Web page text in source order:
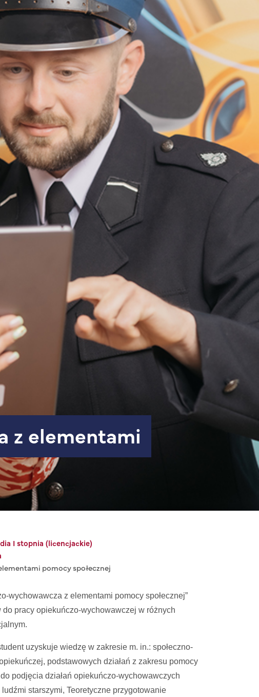
I stopnia (licencjackie)
pomocy społecznej
wychowawcza z elementami pomocy społecznej”
pracy opiekuńczo-wychowawczej w różnych
uzyskuje wiedzę w zakresie m. in.: społeczno-
podstawowych działań z zakresu pomocy
podjęcia działań opiekuńczo-wychowawczych
starszymi, Teoretyczne przygotowanie